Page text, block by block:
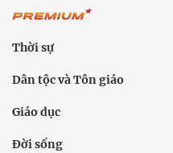
Thời sự
Dân tộc và Tôn giáo
Giáo dục
Đời sống